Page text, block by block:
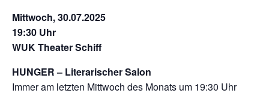
Mittwoch, 30.07.2025
19:30 Uhr
WUK Theater Schiff
HUNGER – Literarischer Salon
Immer am letzten Mittwoch des Monats um 19:30 Uhr